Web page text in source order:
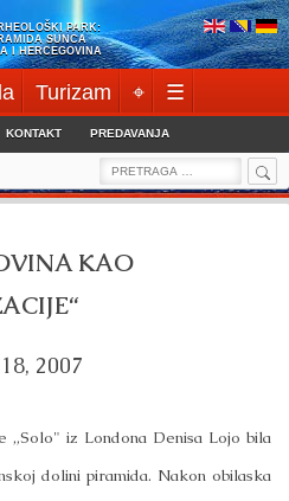
PARK:
SUNCA
I HERCEGOVINA
Turizam ⌖ ☰
KONTAKT PREDAVANJA
Search
for:
KAO
2007
„Solo" iz Londona Denisa Lojo bila
dolini piramida. Nakon obilaska